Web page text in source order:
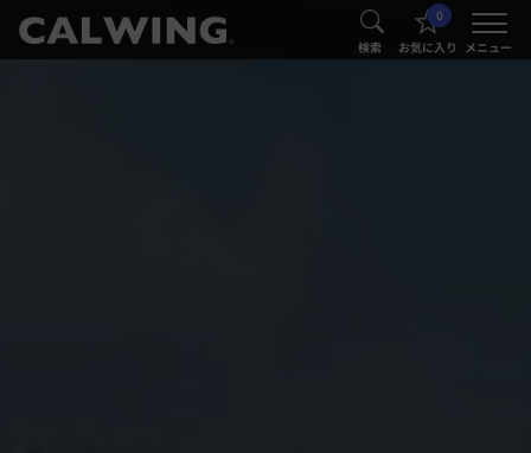
® 検索
0
お気に入り メニュー
®